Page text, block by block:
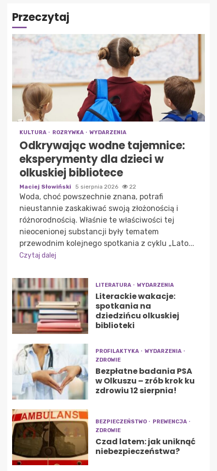
Przeczytaj
KULTURA ROZRYWKA WYDARZENIA
Odkrywając wodne tajemnice:
eksperymenty dla dzieci w
olkuskiej bibliotece
Maciej Słowiński 5 sierpnia 2026 22
Woda, choć powszechnie znana, potrafi
nieustannie zaskakiwać swoją złożonością i
różnorodnością. Właśnie te właściwości tej
nieocenionej substancji były tematem
przewodnim kolejnego spotkania z cyklu „Lato...
Czytaj dalej
LITERATURA WYDARZENIA
Literackie wakacje:
spotkania na
dziedzińcu olkuskiej
biblioteki
PROFILAKTYKA
WYDARZENIA
ZDROWIE
Bezpłatne badania PSA
w Olkuszu – zrób krok ku
zdrowiu 12 sierpnia!
BEZPIECZEŃSTWO
PREWENCJA
ZDROWIE
Czad latem: jak uniknąć
niebezpieczeństwa?